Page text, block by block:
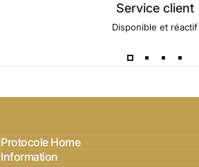
Service client
Disponible et réactif
Protocole Home
Information